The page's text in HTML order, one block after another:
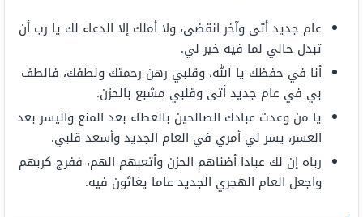
عام جديد أتى وآخر انقضى، ولا أملك إلا الدعاء لك يا رب أن
تبدل حالي لما فيه خير لي.
أنا في حفظك يا الله، وقلبي رهن رحمتك ولطفك، فالطف
بي في عام جديد أتى وقلبي مشبع بالحزن.
يا من وعدت عبادك الصالحين بالعطاء بعد المنع واليسر بعد
العسر، يسر لي أمري في العام الجديد وأسعد قلبي.
رباه إن لك عبادا أضناهم الحزن وأتعبهم الهم، ففرج كربهم
واجعل العام الهجري الجديد عاما يغاثون فيه.